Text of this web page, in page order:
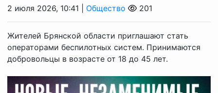
2 июля 2026, 10:41 | Общество 201
Жителей Брянской области приглашают стать
операторами беспилотных систем. Принимаются
добровольцы в возрасте от 18 до 45 лет.